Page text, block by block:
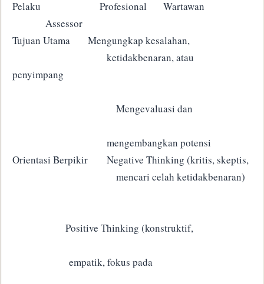
Pelaku Profesional
Wartawan
Assessor
Tujuan Utama
Mengungkap kesalahan,
ketidakbenaran, atau
penyimpang
Mengevaluasi dan
mengembangkan potensi
Orientasi Berpikir
Negative Thinking (kritis, skeptis,
mencari celah ketidakbenaran)
Positive Thinking (konstruktif,
empatik, fokus pada